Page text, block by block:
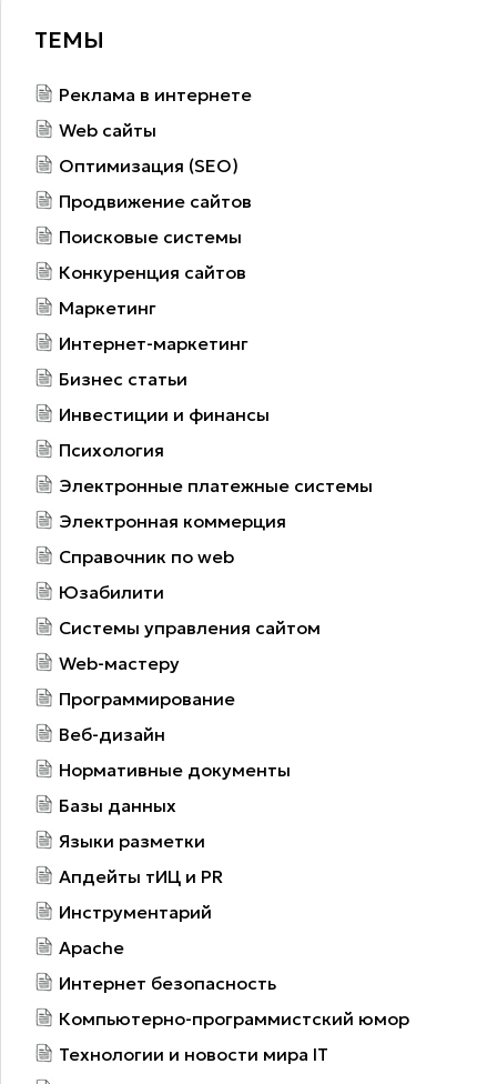
ТЕМЫ
Реклама в интернете
Web сайты
Оптимизация (SEO)
Продвижение сайтов
Поисковые системы
Конкуренция сайтов
Маркетинг
Интернет-маркетинг
Бизнес статьи
Инвестиции и финансы
Психология
Электронные платежные системы
Электронная коммерция
Справочник по web
Юзабилити
Системы управления сайтом
Web-мастеру
Программирование
Веб-дизайн
Нормативные документы
Базы данных
Языки разметки
Апдейты тИЦ и PR
Инструментарий
Apache
Интернет безопасность
Компьютерно-программистский юмор
Технологии и новости мира IT